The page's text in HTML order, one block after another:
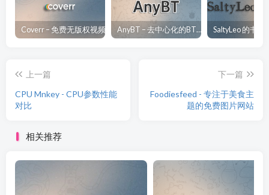
AnyBT – 去中心化的BT资源下载网站
上一篇
CPU Mnkey - CPU参数性能
对比
下一篇
Foodiesfeed - 专注于美食主
题的免费图片网站
相关推荐